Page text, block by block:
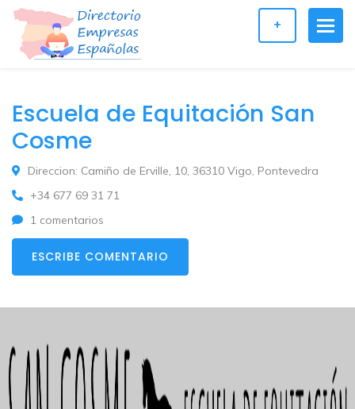
+
Escuela de Equitación San
Cosme
Direccion: Camiño de Erville, 10, 36310 Vigo, Pontevedra
+34 677 69 31 71
1 comentarios
ESCRIBE COMENTARIO